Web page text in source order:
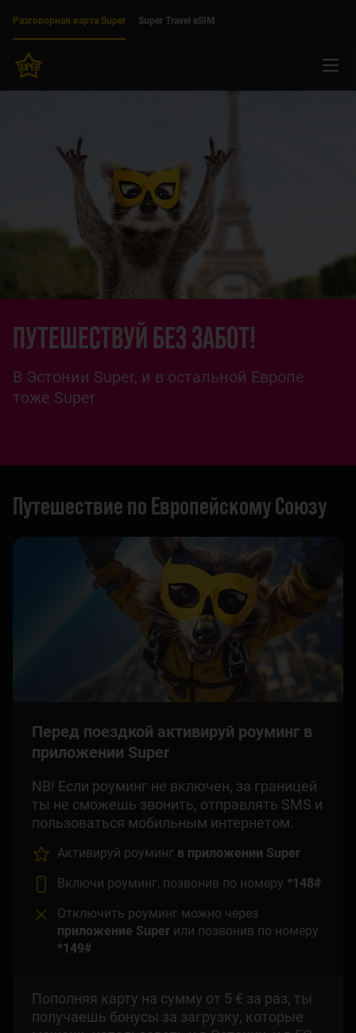
Разговорная карта Super
Super Travel eSIM
Меню
ПУТЕШЕСТВУЙ БЕЗ ЗАБОТ!
В Эстонии Super, и в остальной Европе
тоже Super
Путешествие по Европейскому Союзу
Перед поездкой активируй роуминг в
приложении Super
NB! Если роуминг не включен, за границей
ты не сможешь звонить, отправлять SMS и
пользоваться мобильным интернетом.
Активируй роуминг в приложении Super
Включи роуминг, позвонив по номеру *148#
Отключить роуминг можно через
приложение Super или позвонив по номеру
*149#
Пополняя карту на сумму от 5 € за раз, ты
получаешь бонусы за загрузку, которые